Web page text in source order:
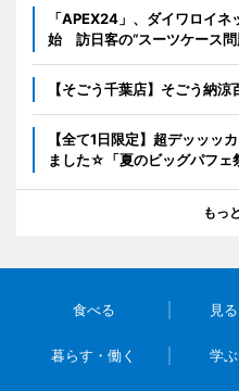
「APEX24」、ダイワロイ
始 訪日客の“スーツケース問
【そごう千葉店】そごう納涼
【全て1日限定】超デッッッ
ました☆「夏のビッグパフェ
もっ
食べる 見
暮らす・働く 学